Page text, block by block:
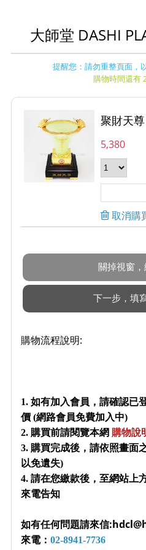
大師堂 DASHI
提醒您：請勿重整頁面，
購物時間還有
聚財天
5,380
取消購
購物流程說明:
1. 如有加入會員，請確認已
價 (網路會員免費加入中)
2. 購買前請閱覽本網 購物說
3. 購買完成後，請依照畫面
以免遺失)
4. 請在您繳款後，至網站上
來電告知
如有任何問題請來信
來電： 02-8941-7736